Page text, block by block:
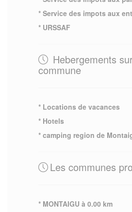
* Service des impots aux
* URSSAF
Hebergements
commune
* Locations de vacances
* Hotels
* camping region de
Les communes
* MONTAIGU à 0.00 km